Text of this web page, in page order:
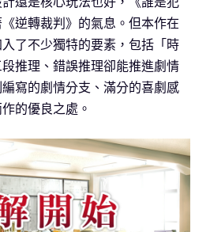
逆轉裁判》的氣息。但本作在
了不少獨特的要素，包括「時
推理、錯誤推理卻能推進劇情
寫的劇情分支、滿分的喜劇感
的優良之處。